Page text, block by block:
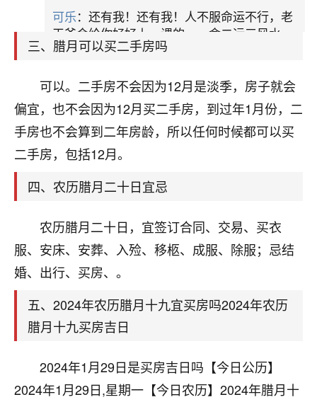
房时机。
三、腊月可以买二手房吗
可以。二手房不会因为12月是淡季，房子就会
偏宜，也不会因为12月买二手房，到过年1月份，二
手房也不会算到二年房龄，所以任何时候都可以买
二手房，包括12月。
四、农历腊月二十日宜忌
农历腊月二十日，宜签订合同、交易、买衣
服、安床、安葬、入殓、移柩、成服、除服；忌结
婚、出行、买房、。
五、2024年农历腊月十九宜买房吗2024年农历
腊月十九买房吉日
2024年1月29日是买房吉日吗【今日公历】
2024年1月29日,星期一【今日农历】2024年腊月十
可乐：还有我！还有我！人不服命运不行，老
天爷会给你好好上一课的。一命二运三风水，
哪样不服都不行！
卦，认识老师3年了，都是缘分啊！
17分钟前 来自湖北 19
心若莲花
一家，要么生意不好，生意好的就出事。前些年攒的
回事？
鹿森 ：你可以找老师看看，人有时不服命不行
啊！
太阳当空赵
是我从找店开始都是找慧来老师跟进的，选
址、风水、还有开业日子，哪哪都看了，虽然
大环境不好，但是我家生意还可以，前几天又
2小时前 来自海南 18